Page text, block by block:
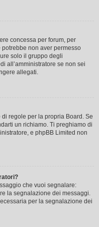
concessa per forum, per
potrebbe non aver permesso
solo il gruppo degli
all’amministratore se non sei
allegati.
regole per la propria Board. Se
un richiamo. Ti preghiamo di
e phpBB Limited non
che vuoi segnalare:
la segnalazione dei messaggi.
per la segnalazione dei